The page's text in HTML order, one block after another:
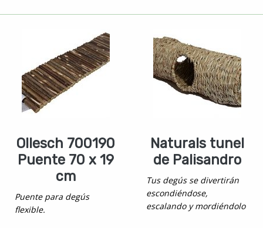
Ollesch 700190
Puente 70 x 19
cm
Puente para degús
flexible.
Naturals tunel
de Palisandro
Tus degús se divertirán
escondiéndose,
escalando y mordiéndolo